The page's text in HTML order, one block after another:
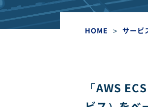
HOME > サービ
「AWS